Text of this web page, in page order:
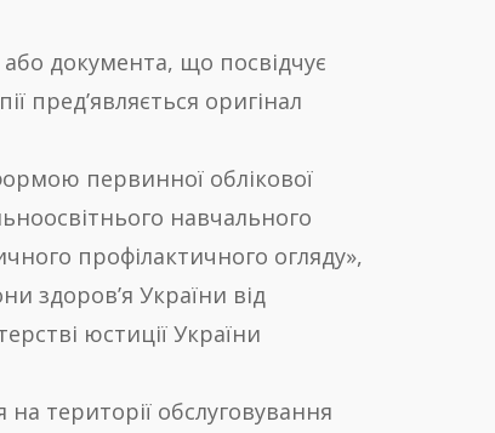
документа, що посвідчує
пред’являється оригінал
первинної облікової
навчального
профілактичного огляду»,
здоров’я України від
юстиції України
території обслуговування